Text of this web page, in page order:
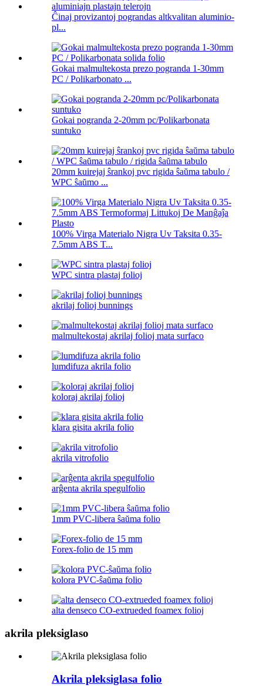
Ĉinaj provizantoj pograndas altkvalitan aluminio-
pl...
Gokai malmultekosta prezo pogranda 1-30mm
PC / Polikarbonato ...
Gokai pogranda 2-20mm pc/Polikarbonata
suntuko
20mm kuirejaj ŝrankoj pvc rigida ŝaŭma tabulo /
WPC ŝaŭmo ...
100% Virga Materialo Nigra Uv Taksita 0.35-
7.5mm ABS T...
WPC sintra plastaj folioj
akrilaj folioj bunnings
malmultekostaj akrilaj folioj mata surfaco
lumdifuza akrila folio
koloraj akrilaj folioj
klara gisita akrila folio
akrila vitrofolio
arĝenta akrila spegulfolio
1mm PVC-libera ŝaŭma folio
Forex-folio de 15 mm
kolora PVC-ŝaŭma folio
alta denseco CO-extrueded foamex folioj
akrila pleksiglaso
Akrila pleksiglasa folio